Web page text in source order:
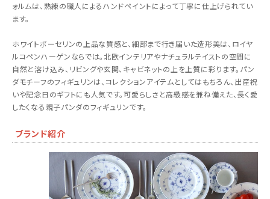
ォルムは、熟練の職人によるハンドペイントによって丁寧に仕上げられてい
ます。
ホワイトポーセリンの上品な質感と、細部まで行き届いた造形美は、ロイヤ
ルコペンハーゲンならでは。北欧インテリアやナチュラルテイストの空間に
自然と溶け込み、リビングや玄関、キャビネットの上を上質に彩ります。パン
ダモチーフのフィギュリンは、コレクションアイテムとしてはもちろん、出産祝
いや記念日のギフトにも人気です。可愛らしさと高級感を兼ね備えた、長く愛
したくなる親子パンダのフィギュリンです。
ブランド紹介